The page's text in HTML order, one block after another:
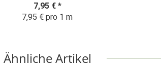
7,95 € *
7,95 € pro 1 m
Ähnliche Artikel